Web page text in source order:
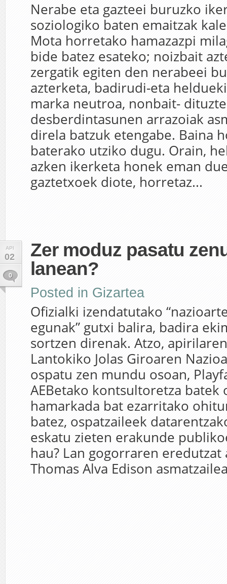
Nerabe eta gazteei buruzko
soziologiko baten emaitzak
Mota horretako hamazazpi
bide batez esateko; noizbait
zergatik egiten den nerabeei
azterketa, badirudi-eta
marka neutroa, nonbait-
desberdintasunen arrazoiak
direla batzuk etengabe. Baina
baterako utziko dugu. Orain,
azken ikerketa honek eman
gaztetxoek diote, horretaz...
API
02
0
Zer moduz pasatu
lanean?
Posted in Gizartea
Ofizialki izendatutako
egunak” gutxi balira, badira
sortzen direnak. Atzo,
Lantokiko Jolas Giroaren
ospatu zen mundu osoan,
AEBetako kontsultoretza batek
hamarkada bat ezarritako
batez, ospatzaileek
eskatu zieten erakunde
hau? Lan gogorraren
Thomas Alva Edison